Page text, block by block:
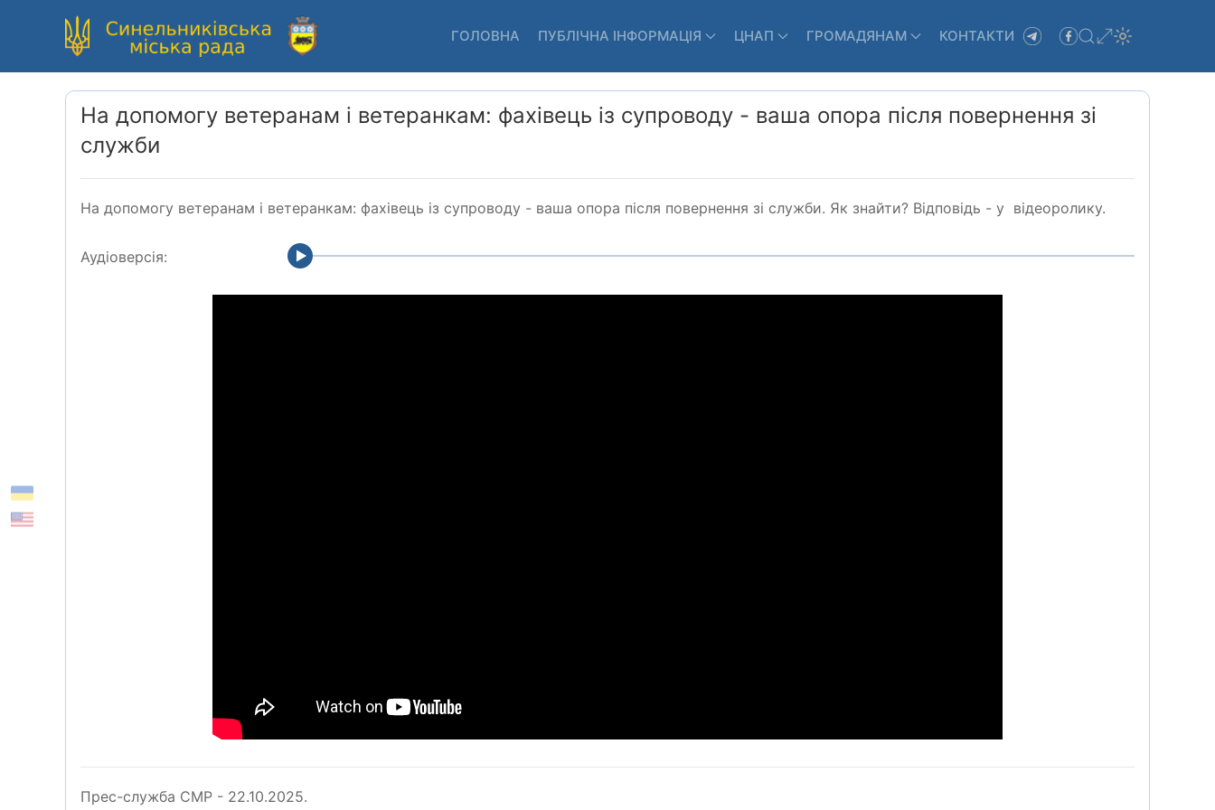
ГОЛОВНА ПУБЛІЧНА ІНФОРМАЦІЯ ЦНАП ГРОМАДЯНАМ КОНТАКТИ
На допомогу ветеранам і ветеранкам: фахівець із супроводу - ваша опора після повернення зі
служби
На допомогу ветеранам і ветеранкам: фахівець із супроводу - ваша опора після повернення зі служби. Як знайти? Відповідь - у відеоролику.
Аудіоверсія:
Прес-служба СМР - 22.10.2025.